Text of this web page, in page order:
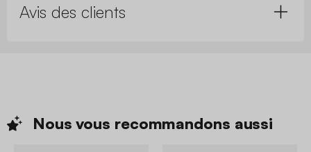
Avis des clients
Nous vous recommandons aussi